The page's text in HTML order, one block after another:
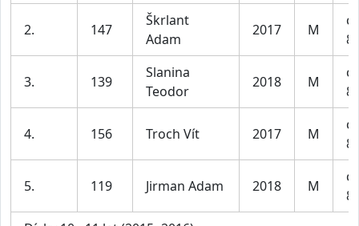
2. 147
Škrlant
Adam
2017 M
3. 139
Slanina
Teodor
2018 M
4. 156 Troch Vít 2017 M
5. 119 Jirman Adam 2018 M